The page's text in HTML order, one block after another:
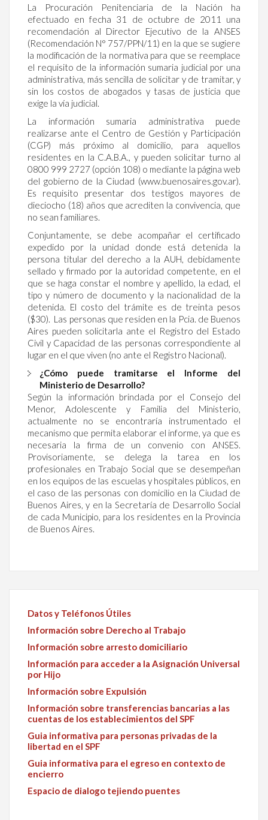
La Procuración Penitenciaria de la Nación ha
efectuado en fecha 31 de octubre de 2011 una
recomendación al Director Ejecutivo de la ANSES
(Recomendación N° 757/PPN/11) en la que se sugiere
la modificación de la normativa para que se reemplace
el requisito de la información sumaria judicial por una
administrativa, más sencilla de solicitar y de tramitar, y
sin los costos de abogados y tasas de justicia que
exige la vía judicial.
La información sumaria administrativa puede
realizarse ante el Centro de Gestión y Participación
(CGP) más próximo al domicilio, para aquellos
residentes en la C.A.B.A., y pueden solicitar turno al
0800 999 2727 (opción 108) o mediante la página web
del gobierno de la Ciudad (www.buenosaires.gov.ar).
Es requisito presentar dos testigos mayores de
dieciocho (18) años que acrediten la convivencia, que
no sean familiares.
Conjuntamente, se debe acompañar el certificado
expedido por la unidad donde está detenida la
persona titular del derecho a la AUH, debidamente
sellado y firmado por la autoridad competente, en el
que se haga constar el nombre y apellido, la edad, el
tipo y número de documento y la nacionalidad de la
detenida. El costo del trámite es de treinta pesos
($30). Las personas que residen en la Pcia. de Buenos
Aires pueden solicitarla ante el Registro del Estado
Civil y Capacidad de las personas correspondiente al
lugar en el que viven (no ante el Registro Nacional).
¿Cómo puede tramitarse el Informe del
Ministerio de Desarrollo?
Según la información brindada por el Consejo del
Menor, Adolescente y Familia del Ministerio,
actualmente no se encontraría instrumentado el
mecanismo que permita elaborar el informe, ya que es
necesaria la firma de un convenio con ANSES.
Provisoriamente, se delega la tarea en los
profesionales en Trabajo Social que se desempeñan
en los equipos de las escuelas y hospitales públicos, en
el caso de las personas con domicilio en la Ciudad de
Buenos Aires, y en la Secretaría de Desarrollo Social
de cada Municipio, para los residentes en la Provincia
de Buenos Aires.
Datos y Teléfonos Útiles
Información sobre Derecho al Trabajo
Información sobre arresto domiciliario
Información para acceder a la Asignación Universal
por Hijo
Información sobre Expulsión
Información sobre transferencias bancarias a las
cuentas de los establecimientos del SPF
Guia informativa para personas privadas de la
libertad en el SPF
Guia informativa para el egreso en contexto de
encierro
Espacio de dialogo tejiendo puentes